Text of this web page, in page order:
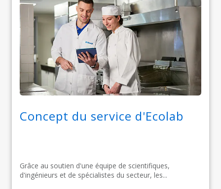
Concept du service d'Ecolab
Grâce au soutien d'une équipe de scientifiques,
d'ingénieurs et de spécialistes du secteur, les...